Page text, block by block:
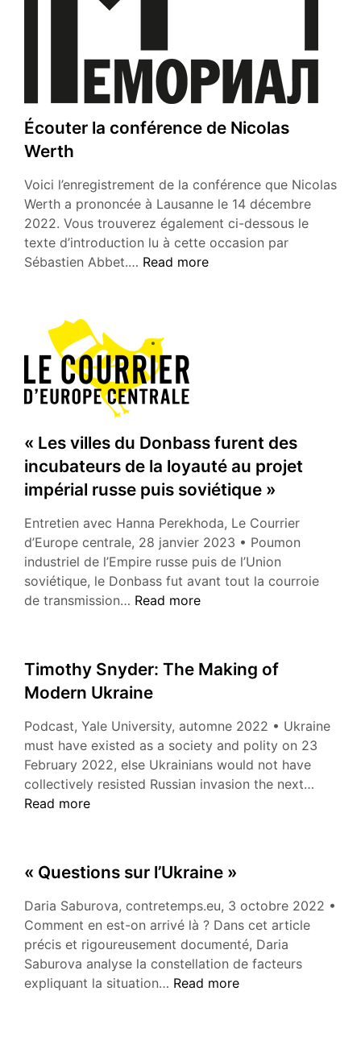
Écouter la conférence de Nicolas
Werth
Voici l’enregistrement de la conférence que Nicolas
Werth a prononcée à Lausanne le 14 décembre
2022. Vous trouverez également ci-dessous le
texte d’introduction lu à cette occasion par
Sébastien Abbet.… Écouter
Nicolas
Werth
Read more
« Les villes du Donbass furent des
incubateurs de la loyauté au projet
impérial russe puis soviétique »
Entretien avec Hanna Perekhoda, Le Courrier
d’Europe centrale, 28 janvier 2023 • Poumon
industriel de l’Empire russe puis de l’Union
soviétique, le Donbass fut avant tout la courroie
de transmission… «
Donbass
furent
incubateurs
de
la
loyauté
russe
soviétique
»
Read more
Timothy Snyder: The Making of
Modern Ukraine
Podcast, Yale University, automne 2022 • Ukraine
must have existed as a society and polity on 23
February 2022, else Ukrainians would not have
collectively resisted Russian invasion the next…
Ukraine
Read more
« Questions sur l’Ukraine »
Daria Saburova, contretemps.eu, 3 octobre 2022 •
Comment en est-on arrivé là ? Dans cet article
précis et rigoureusement documenté, Daria
Saburova analyse la constellation de facteurs
expliquant la situation… « Questions
Read more